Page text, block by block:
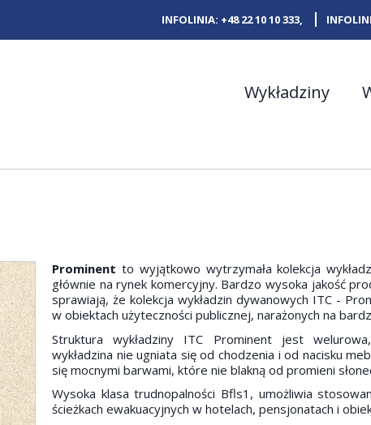
INFOLINIA: +48 22 10 10 333,
Wykładziny
Prominent to wyjątkowo wytrzymała kolekcja
głównie na rynek komercyjny. Bardzo wysoka jakość
sprawiają, że kolekcja wykładzin dywanowych ITC -
w obiektach użyteczności publicznej, narażonych na
Struktura wykładziny ITC Prominent jest
wykładzina nie ugniata się od chodzenia i od nacisku
się mocnymi barwami, które nie blakną od promieni
Wysoka klasa trudnopalności Bfls1, umożliwia
ścieżkach ewakuacyjnych w hotelach, pensjonatach i